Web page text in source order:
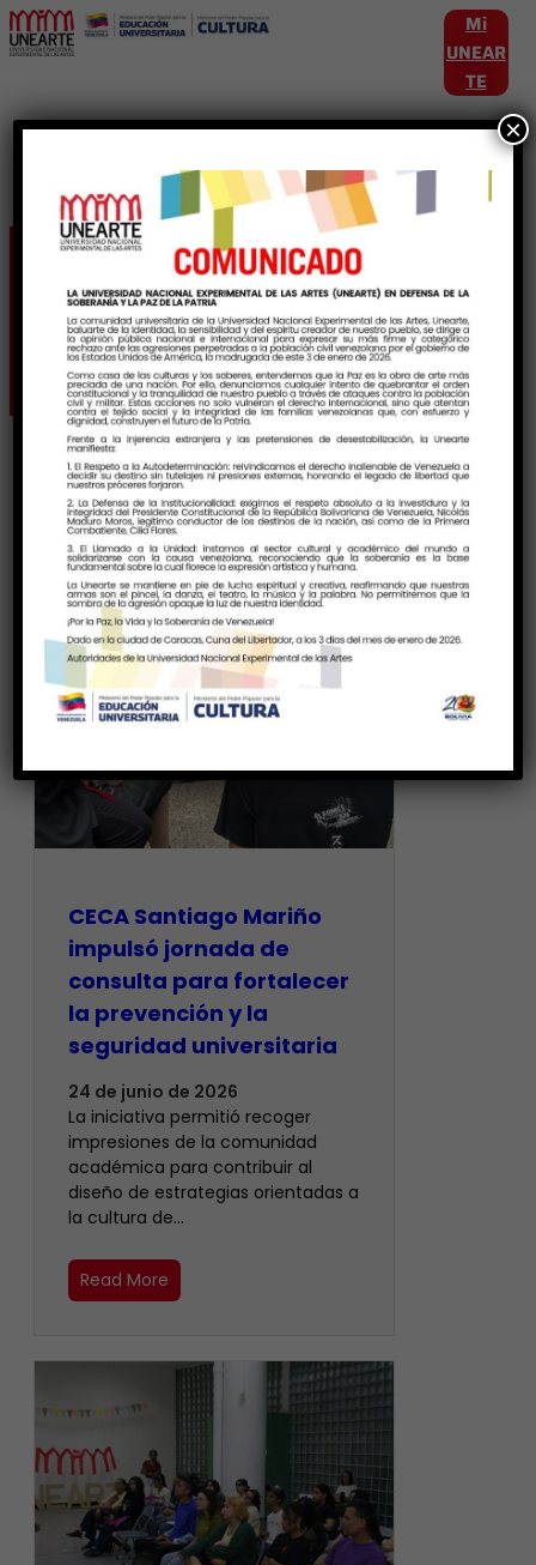
Mi
UNEAR
TE
Etiqueta:
InteligenciaEmocional
CECA Santiago Mariño
impulsó jornada de
consulta para fortalecer
la prevención y la
seguridad universitaria
24 de junio de 2026
La iniciativa permitió recoger
impresiones de la comunidad
académica para contribuir al
diseño de estrategias orientadas a
la cultura de…
Read More
×